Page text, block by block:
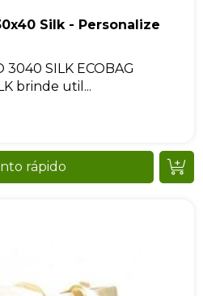
Silk - Personalize
3040 SILK ECOBAG
brinde util...
rápido